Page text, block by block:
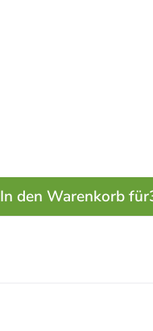
In den Warenkorb für